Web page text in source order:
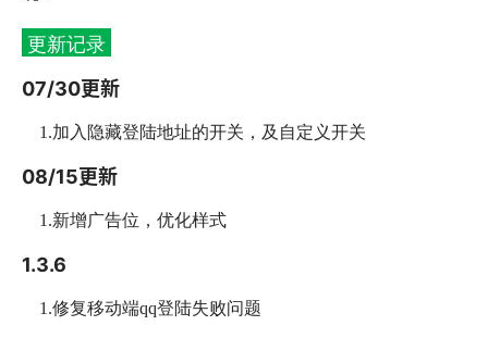
更新记录
07/30更新
1.加入隐藏登陆地址的开关，及自定义开关
08/15更新
1.新增广告位，优化样式
1.3.6
1.修复移动端qq登陆失败问题